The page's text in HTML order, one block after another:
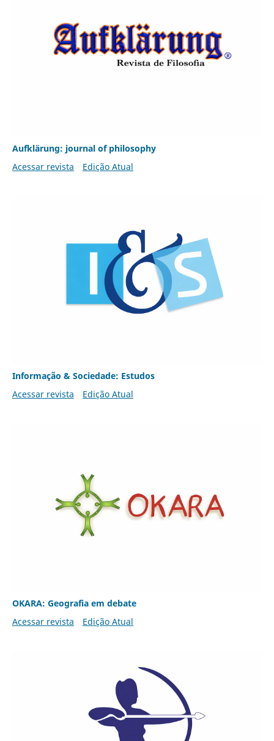
Aufklärung: journal of philosophy
Acessar revista
Edição Atual
Informação & Sociedade: Estudos
Acessar revista
Edição Atual
OKARA: Geografia em debate
Acessar revista
Edição Atual